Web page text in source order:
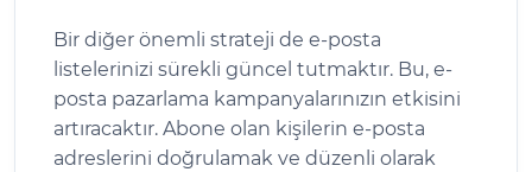
Bir diğer önemli strateji de e-posta
listelerinizi sürekli güncel tutmaktır. Bu, e-
posta pazarlama kampanyalarınızın etkisini
artıracaktır. Abone olan kişilerin e-posta
adreslerini doğrulamak ve düzenli olarak